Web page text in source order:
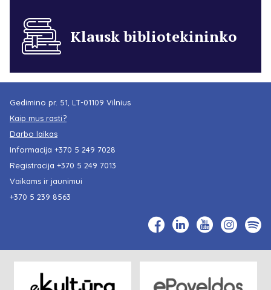
Klausk bibliotekininko
Gedimino pr. 51, LT-01109 Vilnius
Kaip mus rasti?
Darbo laikas
Informacija +370 5 249 7028
Registracija +370 5 249 7013
Vaikams ir jaunimui
+370 5 239 8563